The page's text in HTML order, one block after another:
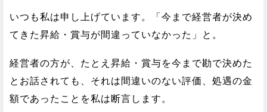
いつも私は申し上げています。「今まで経営者が決め
てきた昇給・賞与が間違っていなかった」と。
経営者の方が、たとえ昇給・賞与を今まで勘で決めた
とお話されても、それは間違いのない評価、処遇の金
額であったことを私は断言します。